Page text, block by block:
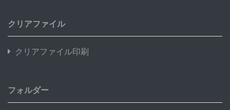
クリアファイル
クリアファイル印刷
フォルダー